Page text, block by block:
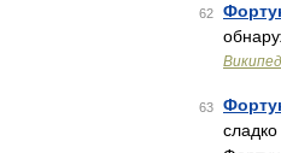
62
63